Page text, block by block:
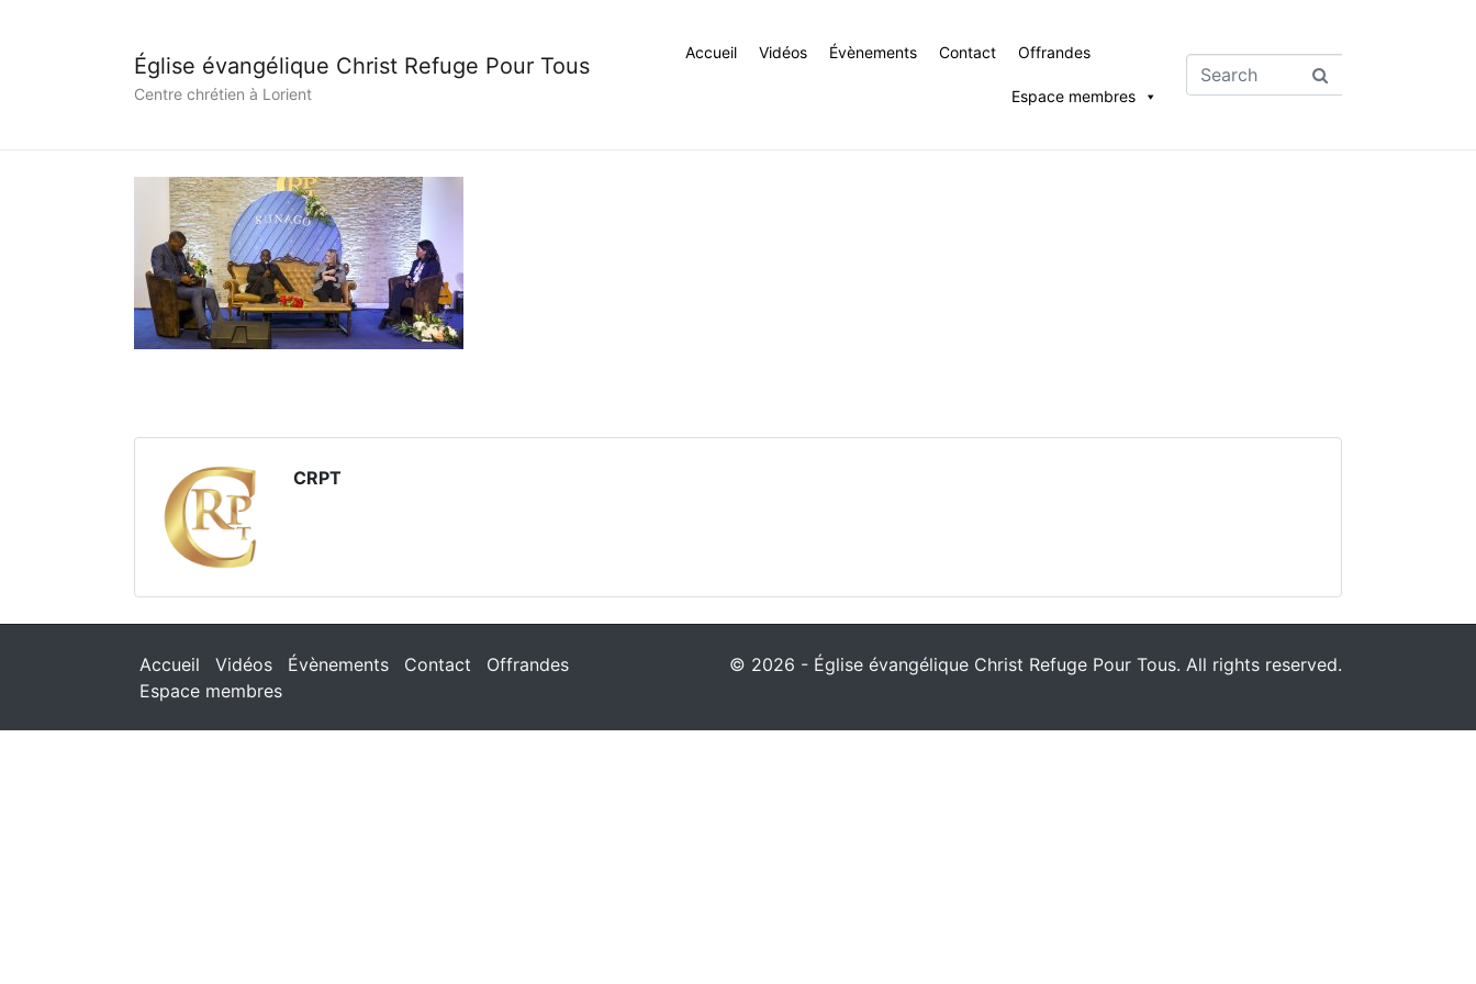
Église évangélique Christ Refuge Pour Tous
Centre chrétien à Lorient
Accueil Vidéos Évènements Contact Offrandes
Espace membres
CRPT
Accueil Vidéos Évènements Contact
Offrandes
Espace membres
© 2026 - Église évangélique Christ Refuge Pour Tous. All rights reserved.